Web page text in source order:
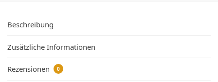
Beschreibung
Zusätzliche Informationen
Rezensionen 0